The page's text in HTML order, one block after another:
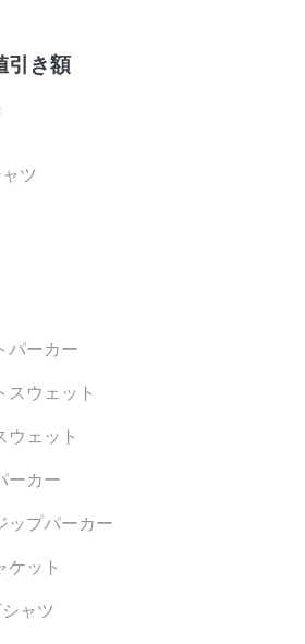
引き額
ツ
パーカー
スウェット
ウェット
ーカー
ップパーカー
ケット
ャツ